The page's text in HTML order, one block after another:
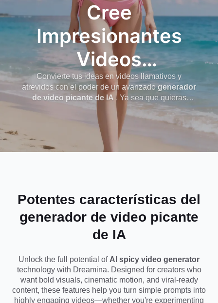
Cree
Impresionantes
Videos
Generadores De
Video Picante De
IA con Sin Límites
Creativos
Convierte tus ideas en videos llamativos y
atrevidos con el poder de un avanzadogenerador
de video picante de IA . Ya sea que quieras
transformar una foto en una escena dinámica, crear
momentos expresivos de personajes o explorar una
narración más atractiva visualmente, Dreamina te
da total libertad creativa con movimiento suave,
fuerte control rápido y un realismo impresionante.
Potentes características del
generador de video picante
de IA
Unlock the full potential of AI spicy video generator
technology with Dreamina. Designed for creators who
want bold visuals, cinematic motion, and viral-ready
content, these features help you turn simple prompts into
highly engaging videos—whether you're experimenting